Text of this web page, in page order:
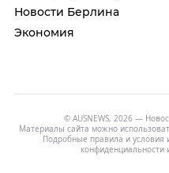
Новости Берлина
Экономия
© AUSNEWS, 2026 —
Материалы сайта можно
Подробные правила и условия
конфиденциальности